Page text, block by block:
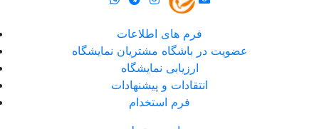
فرم های اطلاعات
عضویت در باشگاه مشتریان نمایشگاه
ارزیابی نمایشگاه
انتقادات و پیشنهادات
فرم استخدام